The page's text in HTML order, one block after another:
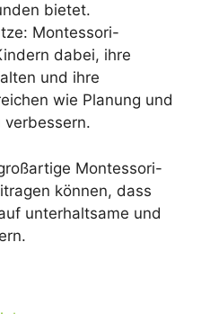
bietet.
Montessori-
dabei, ihre
und ihre
wie Planung und
verbessern.
Montessori-
können, dass
unterhaltsame und